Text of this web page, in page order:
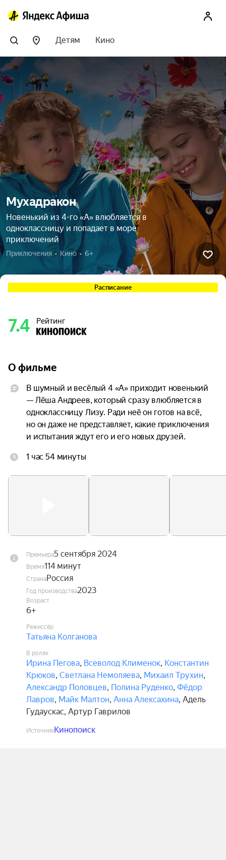
Детям Кино
Мухадракон
Новенький из 4-го «А» влюбляется в
одноклассницу и попадает в море
приключений
Приключения  •  Кино  •  6+
Расписание
7.4 Рейтинг
О фильме
В шумный и весёлый 4 «А» приходит новенький
— Лёша Андреев, который сразу влюбляется в
одноклассницу Лизу. Ради неё он готов на всё,
но он даже не представляет, какие приключения
и испытания ждут его и его новых друзей.
1 час 54 минуты
Премьера5 сентября 2024
Время114 минут
СтранаРоссия
Год производства2023
Возраст
6+
Режиссёр
Татьяна Колганова
В ролях
Ирина Пегова, Всеволод Клименок, Константин
Крюков, Светлана Немоляева, Михаил Трухин,
Александр Половцев, Полина Руденко, Фёдор
Лавров, Майк Малтон, Анна Алексахина, Адель
Гудаускас, Артур Гаврилов
ИсточникКинопоиск